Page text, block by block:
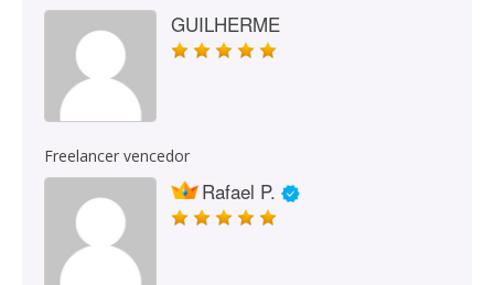
GUILHERME
Freelancer vencedor
Rafael P.